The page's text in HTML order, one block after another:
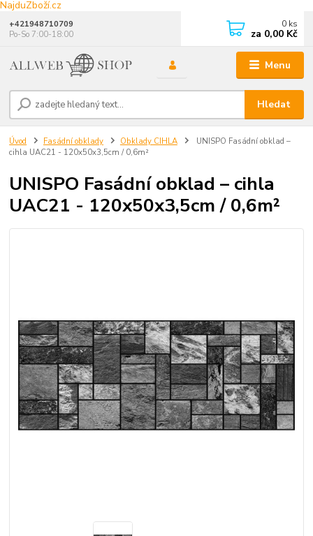
NajduZboží.cz
Menu
Hledat
+421948710709
Po-So 7:00-18:00
0 ks
za 0,00 Kč
Úvod Fasádní obklady Obklady CIHLA
UNISPO Fasádní obklad –
cihla UAC21 - 120x50x3,5cm / 0,6m²
UNISPO Fasádní obklad – cihla
UAC21 - 120x50x3,5cm / 0,6m²